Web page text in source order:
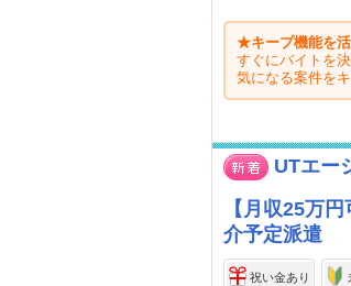
★キープ機能を活
すぐにバイトを
気になる案件を
UTエー
【月収25万
介予定派遣
祝い金あり